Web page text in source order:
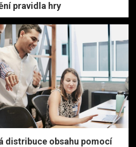
pravidla hry
distribuce obsahu pomocí